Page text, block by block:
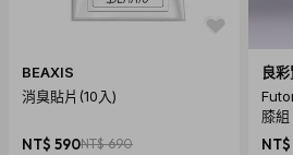
BEAXIS
消臭貼片(10入)
NT$ 590NT$ 690
良
膝組